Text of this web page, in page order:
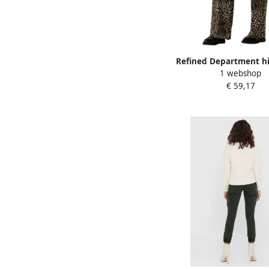
Refined Department
straight fit
panterprint bruin
1 webshop
€ 59,17